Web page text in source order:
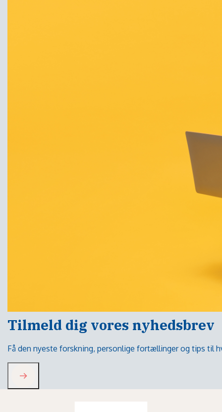
Tilmeld dig vores nyhedsbrev
Få den nyeste forskning, personlige fortællinger og tips til